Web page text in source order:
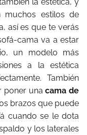
estilos de
así es que te verás
cama va a estar
un modelo más
a la estética
También
poner unacama de
brazos que puede
cuando se le dota
y los laterales